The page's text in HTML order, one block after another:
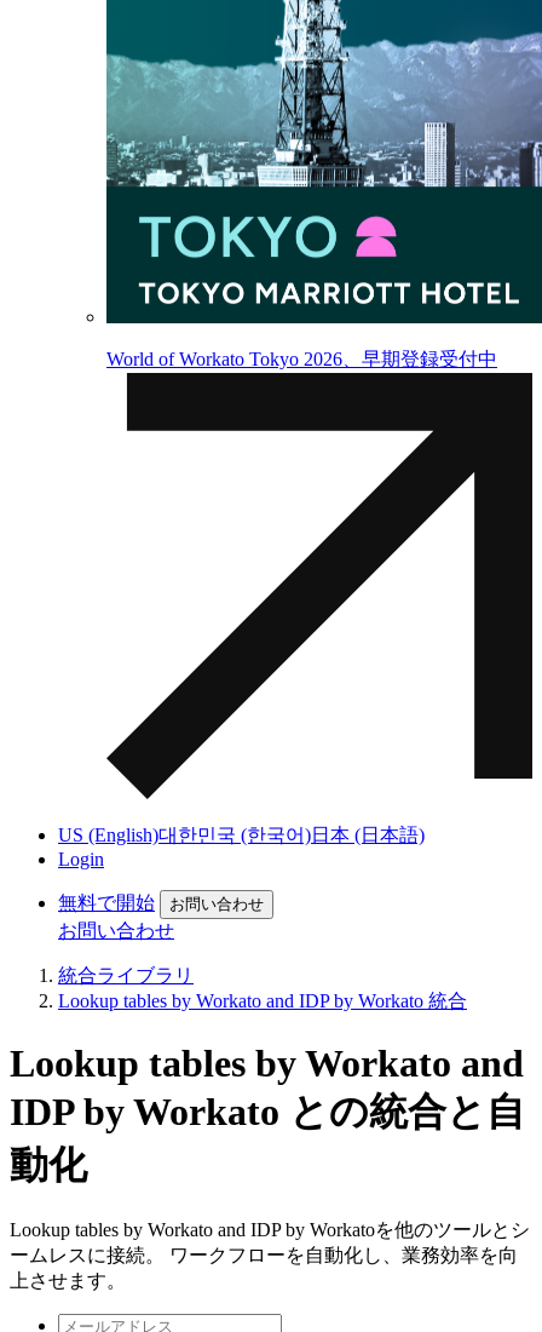
World of Workato Tokyo 2026、早期登録受付中
US (English)대한민국 (한국어)日本 (日本語)
Login
無料で開始 お問い合わせ
お問い合わせ
統合ライブラリ
Lookup tables by Workato and IDP by Workato 統合
Lookup tables by Workato and
IDP by Workato との統合と自
動化
Lookup tables by Workato and IDP by Workatoを他のツールとシ
ームレスに接続。 ワークフローを自動化し、業務効率を向
上させます。